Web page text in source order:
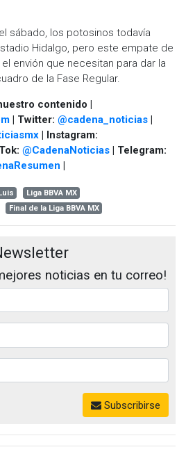
sábado, los potosinos todavía
Hidalgo, pero este empate de
envión que necesitan para dar la
de la Fase Regular.
contenido |
| Twitter: @cadena_noticias |
| Instagram:
@CadenaNoticias | Telegram:
|
Liga BBVA MX
Final de la Liga BBVA MX
noticias en tu correo!
Subscribirse